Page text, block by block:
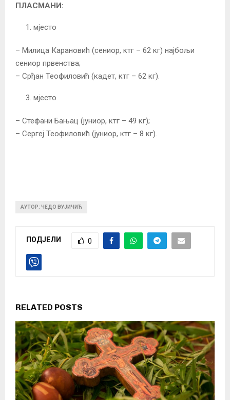
ПЛАСМАНИ:
мјесто
– Милица Карановић (сениор, ктг – 62 кг) најбољи
сениор првенства;
– Срђан Теофиловић (кадет, ктг – 62 кг).
мјесто
– Стефани Бањац (јуниор, ктг – 49 кг);
– Сергеј Теофиловић (јуниор, ктг – 8 кг).
АУТОР: ЧЕДО ВУЈИЧИЋ
ПОДЈЕЛИ 0
RELATED POSTS